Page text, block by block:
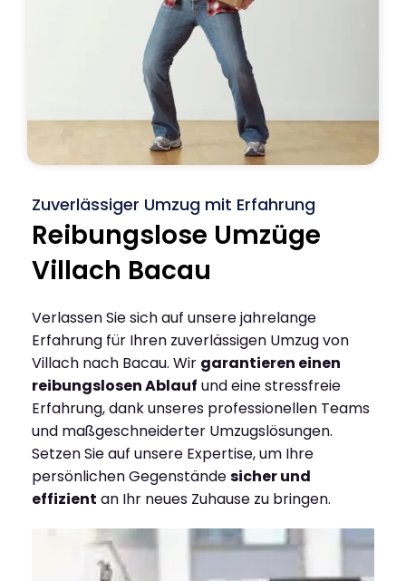
Zuverlässiger Umzug mit Erfahrung
Reibungslose Umzüge
Villach Bacau
Verlassen Sie sich auf unsere jahrelange
Erfahrung für Ihren zuverlässigen Umzug von
Villach nach Bacau. Wir garantieren einen
reibungslosen Ablauf und eine stressfreie
Erfahrung, dank unseres professionellen Teams
und maßgeschneiderter Umzugslösungen.
Setzen Sie auf unsere Expertise, um Ihre
persönlichen Gegenständesicher und
effizient an Ihr neues Zuhause zu bringen.